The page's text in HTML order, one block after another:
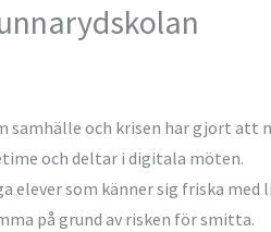
samhälle och krisen har gjort
och deltar i digitala möten.
elever som känner sig friska
på grund av risken för smitta.